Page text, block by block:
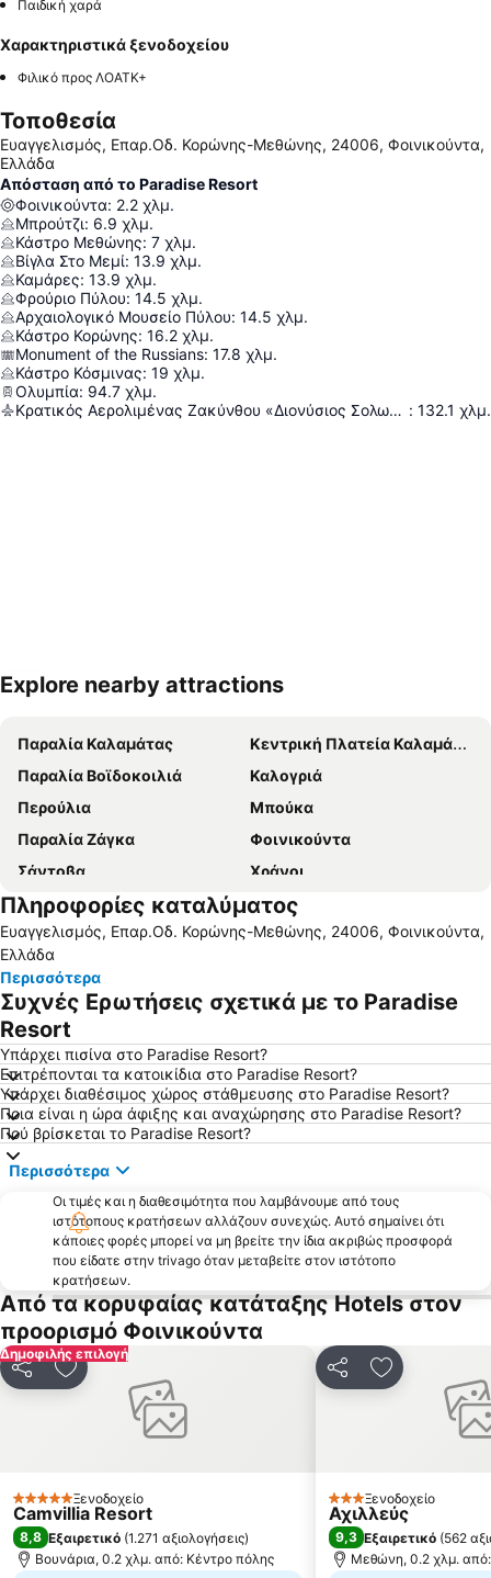
Παιδική χαρά
Χαρακτηριστικά ξενοδοχείου
Φιλικό προς ΛΟΑΤΚ+
Τοποθεσία
Ευαγγελισμός, Επαρ.Οδ. Κορώνης-Μεθώνης, 24006, Φοινικούντα,
Ελλάδα
Απόσταση από το Paradise Resort
Φοινικούντα: 2.2 χλμ.
Μπρούτζι: 6.9 χλμ.
Κάστρο Μεθώνης: 7 χλμ.
Βίγλα Στο Μεμί: 13.9 χλμ.
Καμάρες: 13.9 χλμ.
Φρούριο Πύλου: 14.5 χλμ.
Αρχαιολογικό Μουσείο Πύλου: 14.5 χλμ.
Κάστρο Κορώνης: 16.2 χλμ.
Monument of the Russians: 17.8 χλμ.
Κάστρο Κόσμινας: 19 χλμ.
Ολυμπία: 94.7 χλμ.
Κρατικός Αερολιμένας Ζακύνθου «Διονύσιος Σολωμός» : 132.1 χλμ.
Ανάπτυξη χάρτη
Explore nearby attractions
Παραλία Καλαμάτας
Κεντρική Πλατεία Καλαμάτας
Παραλία Βοϊδοκοιλιά
Καλογριά
Περούλια
Μπούκα
Παραλία Ζάγκα
Φοινικούντα
Σάντοβα
Χράνοι
Στούπα
Παραλία Βελίκας
Μεθώνη
Άγιος Ανδρέας
Λιμάνι Καλαμάτας
Πεταλίδι
Παραλία Ρωμανού
Βρωμονέρι
Άγιος Δημήτριος
Μικρά Μαντίνεια
Αβία - Αγροτικός Ελαιουργικός Συνεταιρισμός Μικρής Μαντίνειας και Αβίας Καλαμάτας
Πανταζί
ΚΤΕΛ Νομού Μεσσηνίας
Ιστορικό Κέντρο Καλαμάτας
Λαγκούβαρδος
Παραλία Επισκοπής
Λάμπες Φοινίκης
Κάστρο Μεθώνης
Παραλία Ανάληψης
Παραδοσιακός Οικισμός Θαλάμες
Καστράκι - Μετέωρο
Ριτσά
Παραδοσιακός Οικισμός Πύλου
Φονέας
Παραδοσιακός Οικισμός Λαγκάδας
Πήδημα
Διεθνές Αεροδρόμιο Καλαμάτας
Πληροφορίες καταλύματος
Ευαγγελισμός, Επαρ.Οδ. Κορώνης-Μεθώνης, 24006, Φοινικούντα,
Ελλάδα
Περισσότερα
Συχνές Ερωτήσεις σχετικά με το Paradise
Resort
Υπάρχει πισίνα στο Paradise Resort?
Επιτρέπονται τα κατοικίδια στο Paradise Resort?
Υπάρχει διαθέσιμος χώρος στάθμευσης στο Paradise Resort?
Ποια είναι η ώρα άφιξης και αναχώρησης στο Paradise Resort?
Πού βρίσκεται το Paradise Resort?
Περισσότερα
Οι τιμές και η διαθεσιμότητα που λαμβάνουμε από τους
ιστότοπους κρατήσεων αλλάζουν συνεχώς. Αυτό σημαίνει ότι
κάποιες φορές μπορεί να μη βρείτε την ίδια ακριβώς προσφορά
που είδατε στην trivago όταν μεταβείτε στον ιστότοπο
κρατήσεων.
Από τα κορυφαίας κατάταξης Hotels στον
προορισμό Φοινικούντα
Δημοφιλής επιλογή
ΚοινοποίησηΠροσθήκη στα αγαπημένα
5 ΑστέριαΞενοδοχείο
Camvillia Resort
8,8 Εξαιρετικό (1.271 αξιολογήσεις)
Βουνάρια, 0.2 χλμ. από: Κέντρο πόλης
ΚοινοποίησηΠροσθήκη
3 ΑστέριαΞενοδοχείο
Αχιλλεύς
9,3 Εξαιρετικό (562
Μεθώνη, 0.2 χλμ.